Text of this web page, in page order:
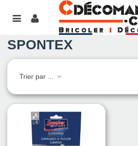
SPONTEX
Trier par ...